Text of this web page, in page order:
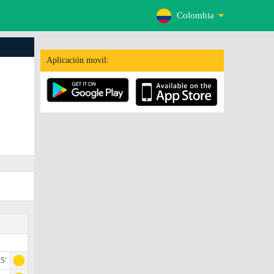
Colombia
Aplicación movil: